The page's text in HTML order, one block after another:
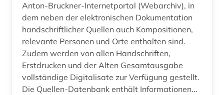
Anton-Bruckner-Internetportal (Webarchiv), in
dem neben der elektronischen Dokumentation
handschriftlicher Quellen auch Kompositionen,
relevante Personen und Orte enthalten sind.
Zudem werden von allen Handschriften,
Erstdrucken und der Alten Gesamtausgabe
vollständige Digitalisate zur Verfügung gestellt.
Die Quellen-Datenbank enthält Informationen...